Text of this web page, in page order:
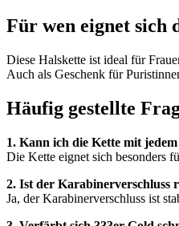
Für wen eignet sich
Diese Halskette ist ideal für
Auch als Geschenk für
Häufig gestellte
1. Kann ich die Kette mit
Die Kette eignet sich besonders
2. Ist der Karabinerverschluss
Ja, der Karabinerverschluss ist